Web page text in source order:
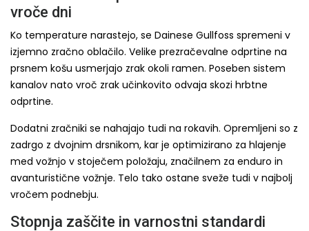
vroče dni
Ko temperature narastejo, se Dainese Gullfoss spremeni v
izjemno zračno oblačilo. Velike prezračevalne odprtine na
prsnem košu usmerjajo zrak okoli ramen. Poseben sistem
kanalov nato vroč zrak učinkovito odvaja skozi hrbtne
odprtine.
Dodatni zračniki se nahajajo tudi na rokavih. Opremljeni so z
zadrgo z dvojnim drsnikom, kar je optimizirano za hlajenje
med vožnjo v stoječem položaju, značilnem za enduro in
avanturistične vožnje. Telo tako ostane sveže tudi v najbolj
vročem podnebju.
Stopnja zaščite in varnostni standardi